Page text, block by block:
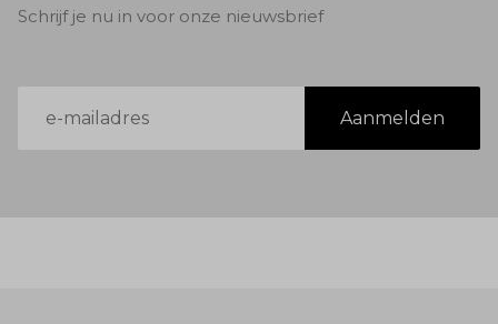
Schrijf je nu in voor onze nieuwsbrief
mailadres
Aanmelden